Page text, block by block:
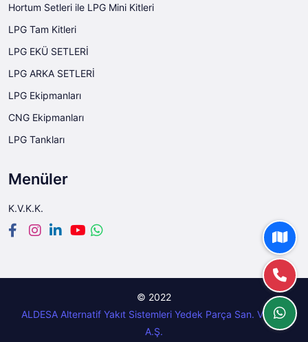
Hortum Setleri ile LPG Mini Kitleri
LPG Tam Kitleri
LPG EKÜ SETLERİ
LPG ARKA SETLERİ
LPG Ekipmanları
CNG Ekipmanları
LPG Tankları
Menüler
K.V.K.K.
© 2022
ALDESA Alternatif Yakıt Sistemleri Yedek Parça San. Ve Tic.
A.Ş.